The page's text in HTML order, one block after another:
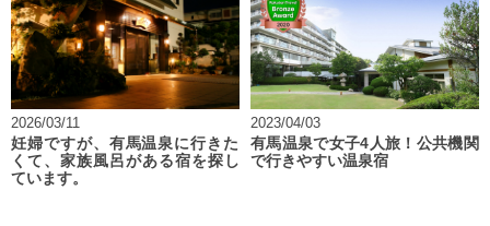
2026/03/11
妊婦ですが、有馬温泉に行きた
くて、家族風呂がある宿を探し
ています。
2023/04/03
有馬温泉で女子4人旅！公共機関
で行きやすい温泉宿